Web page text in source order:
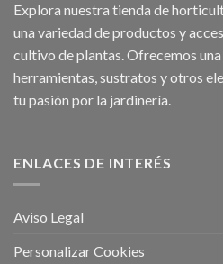
Explora nuestra tienda de
una variedad de productos y
cultivo de plantas. Ofrecemos
herramientas, sustratos y otros
tu pasión por la jardinería.
ENLACES DE INTERÉS
Aviso Legal
Personalizar Cookies